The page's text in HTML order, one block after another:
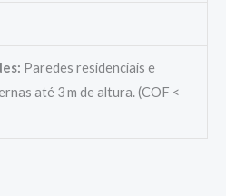
Paredes residenciais e
até 3 m de altura. (COF <